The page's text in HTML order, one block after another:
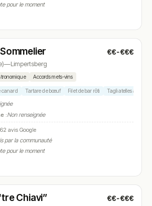
pour le moment
€€-€€€
—Limpertsberg
Accords mets-vins
canard Tartare de bœuf Filet de bar rôti Tagliatelles à la
:Non renseignée
avis Google
par la communauté
pour le moment
Chiavi” €€-€€€